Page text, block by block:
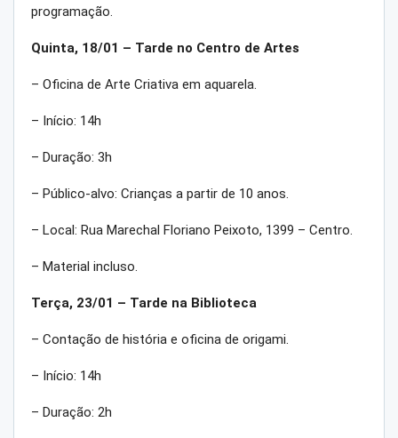
programação.
Quinta, 18/01 – Tarde no Centro de Artes
– Oficina de Arte Criativa em aquarela.
– Início: 14h
– Duração: 3h
– Público-alvo: Crianças a partir de 10 anos.
– Local: Rua Marechal Floriano Peixoto, 1399 – Centro.
– Material incluso.
Terça, 23/01 – Tarde na Biblioteca
– Contação de história e oficina de origami.
– Início: 14h
– Duração: 2h